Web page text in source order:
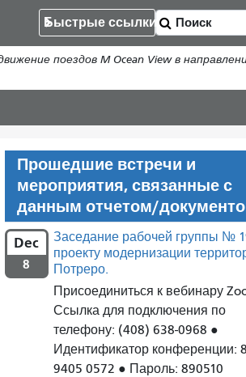
Быстрые ссылки
поездов M Ocean View в
Прошедшие встречи и
мероприятия, связанные с
данным отчетом/
Dec
8
Заседание рабочей группы №
проекту модернизации
Потреро.
Присоединиться к вебинару
Ссылка для подключения по
телефону: (408) 638-0968 ●
Идентификатор конференции:
9405 0572 ● Пароль: 890510